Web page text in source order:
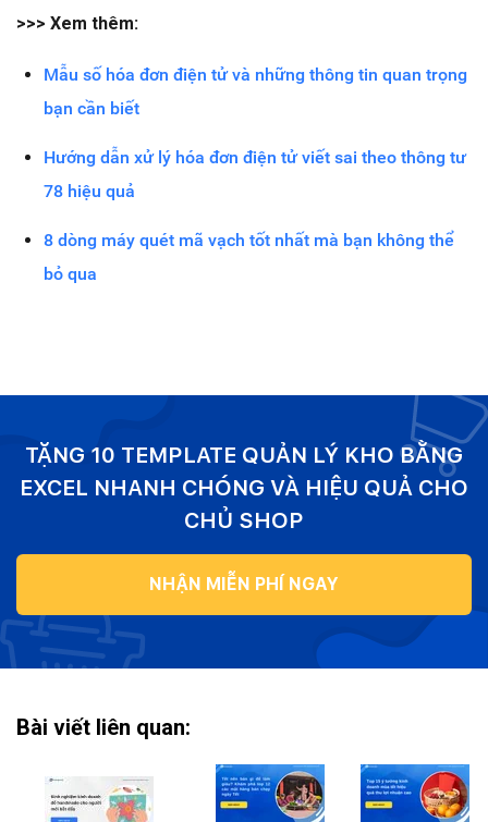
>>> Xem thêm:
Mẫu số hóa đơn điện tử và những thông tin quan trọng
bạn cần biết
Hướng dẫn xử lý hóa đơn điện tử viết sai theo thông tư
78 hiệu quả
8 dòng máy quét mã vạch tốt nhất mà bạn không thể
bỏ qua
TẶNG 10 TEMPLATE QUẢN LÝ KHO BẰNG
EXCEL NHANH CHÓNG VÀ HIỆU QUẢ CHO
CHỦ SHOP
NHẬN MIỄN PHÍ NGAY
Bài viết liên quan: